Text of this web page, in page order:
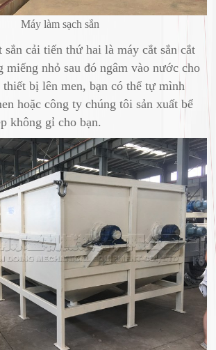
Máy làm sạch sắn
sắn cải tiến thứ hai là máy cắt sắn cắt
miếng nhỏ sau đó ngâm vào nước cho
bị lên men, bạn có thể tự mình
hoặc công ty chúng tôi sản xuất bể
không gỉ cho bạn.